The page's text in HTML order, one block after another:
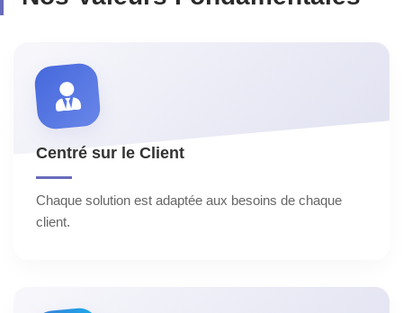
Centré sur le Client
Chaque solution est adaptée aux besoins de chaque
client.